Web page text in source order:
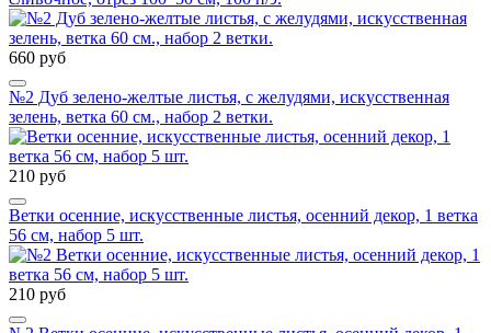
660 руб
№2 Дуб зелено-желтые листья, с желудями, искусственная
зелень, ветка 60 см., набор 2 ветки.
210 руб
Ветки осенние, искусственные листья, осенний декор, 1 ветка
56 см, набор 5 шт.
210 руб